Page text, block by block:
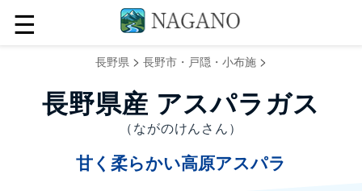
☰
長野県 > 長野市・戸隠・小布施 >
長野県産 アスパラガス
（ながのけんさん）
甘く柔らかい高原アスパラ